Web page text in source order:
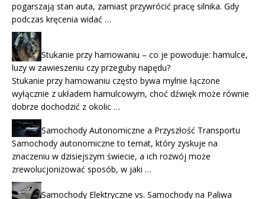
pogarszają stan auta, zamiast przywrócić pracę silnika. Gdy
podczas kręcenia widać …
Stukanie przy hamowaniu – co je powoduje: hamulce,
luzy w zawieszeniu czy przeguby napędu?
Stukanie przy hamowaniu często bywa mylnie łączone
wyłącznie z układem hamulcowym, choć dźwięk może równie
dobrze dochodzić z okolic …
Samochody Autonomiczne a Przyszłość Transportu
Samochody autonomiczne to temat, który zyskuje na
znaczeniu w dzisiejszym świecie, a ich rozwój może
zrewolucjonizować sposób, w jaki …
Samochody Elektryczne vs. Samochody na Paliwa